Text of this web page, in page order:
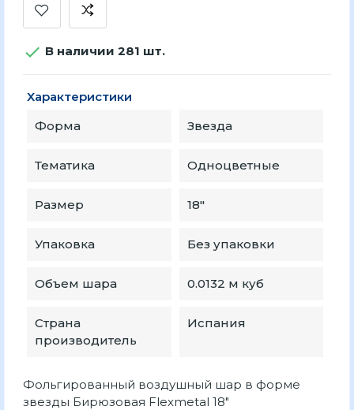
 В наличии 281 шт.
Характеристики
Форма
Звезда
Тематика Одноцветные
Размер 18″
Упаковка Без упаковки
Объем шара 0.0132 м куб
Страна
производитель
Испания
Фольгированный воздушный шар в форме
звезды Бирюзовая Flexmetal 18"